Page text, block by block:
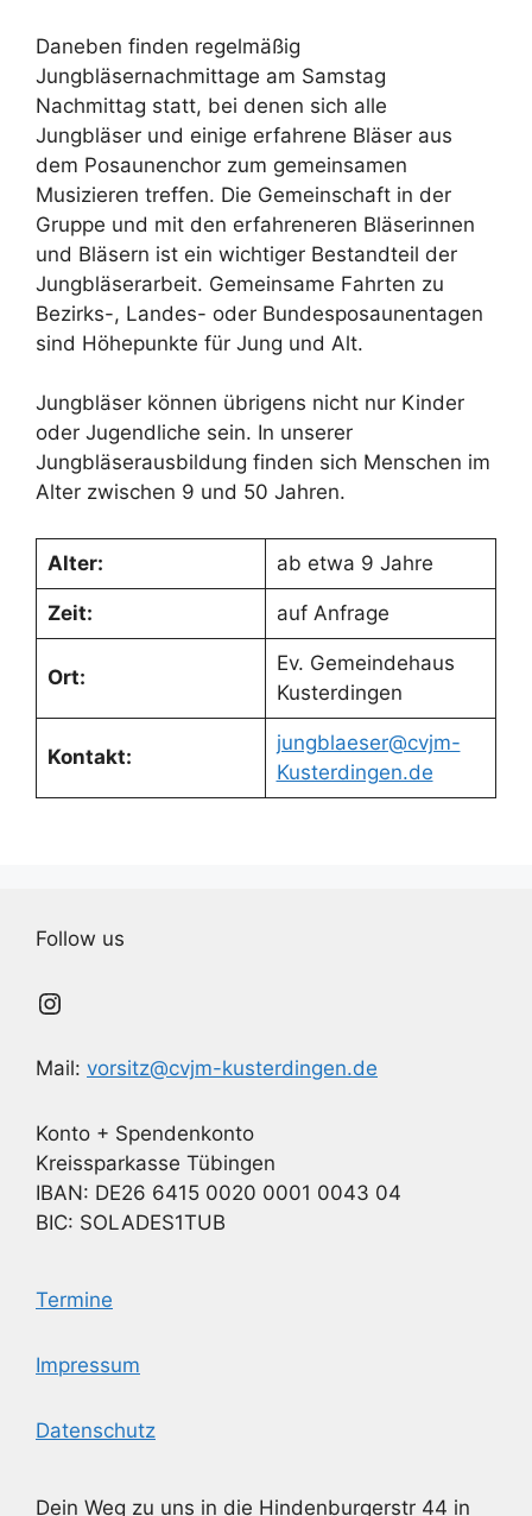
Daneben finden regelmäßig
Jungbläsernachmittage am Samstag
Nachmittag statt, bei denen sich alle
Jungbläser und einige erfahrene Bläser aus
dem Posaunenchor zum gemeinsamen
Musizieren treffen. Die Gemeinschaft in der
Gruppe und mit den erfahreneren Bläserinnen
und Bläsern ist ein wichtiger Bestandteil der
Jungbläserarbeit. Gemeinsame Fahrten zu
Bezirks-, Landes- oder Bundesposaunentagen
sind Höhepunkte für Jung und Alt.
Jungbläser können übrigens nicht nur Kinder
oder Jugendliche sein. In unserer
Jungbläserausbildung finden sich Menschen im
Alter zwischen 9 und 50 Jahren.
Alter: ab etwa 9 Jahre
Zeit: auf Anfrage
Ort:
Ev. Gemeindehaus
Kusterdingen
Kontakt:
jungblaeser@cvjm-
Kusterdingen.de
Follow us
Instagram
Mail: vorsitz@cvjm-kusterdingen.de
Konto + Spendenkonto
Kreissparkasse Tübingen
IBAN: DE26 6415 0020 0001 0043 04
BIC: SOLADES1TUB
Termine
Impressum
Datenschutz
Dein Weg zu uns in die Hindenburgerstr 44 in